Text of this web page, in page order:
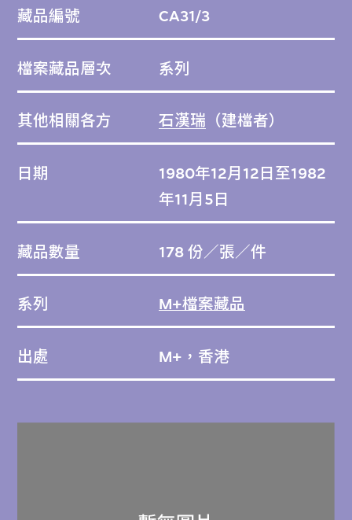
藏品編號 CA31/3
檔案藏品層次 系列
其他相關各方 石漢瑞 （建檔者）
日期
1980年12月12日至1982
年11月5日
藏品數量 178 份／張／件
系列 M+檔案藏品
出處 M+，香港